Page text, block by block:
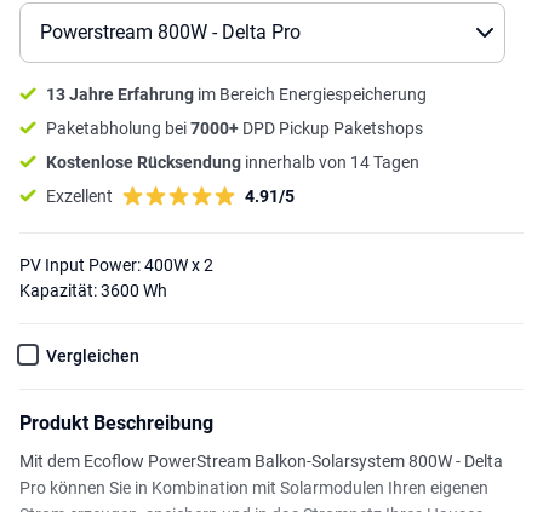
13 Jahre Erfahrung im Bereich Energiespeicherung
Paketabholung bei7000+ DPD Pickup Paketshops
Kostenlose Rücksendung innerhalb von 14 Tagen
Exzellent
4.91/5
PV Input Power: 400W x 2
Kapazität: 3600 Wh
Vergleichen
Produkt Beschreibung
Mit dem Ecoflow PowerStream Balkon-Solarsystem 800W - Delta
Pro können Sie in Kombination mit Solarmodulen Ihren eigenen